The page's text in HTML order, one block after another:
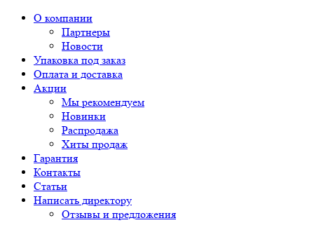
О компании
Партнеры
Новости
Упаковка под заказ
Оплата и доставка
Акции
Мы рекомендуем
Новинки
Распродажа
Хиты продаж
Гарантия
Контакты
Статьи
Написать директору
Отзывы и предложения